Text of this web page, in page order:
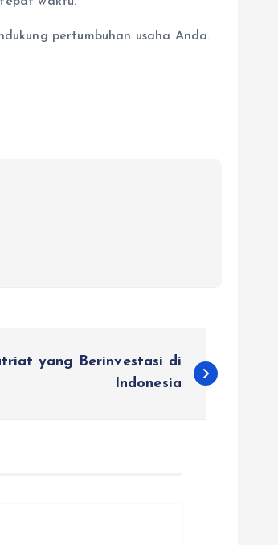
pertumbuhan usaha Anda.
yang Berinvestasi di
Indonesia